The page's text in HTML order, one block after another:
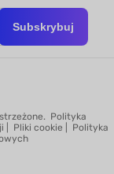
Subskrybuj
Polityka
Pliki cookie
Polityka